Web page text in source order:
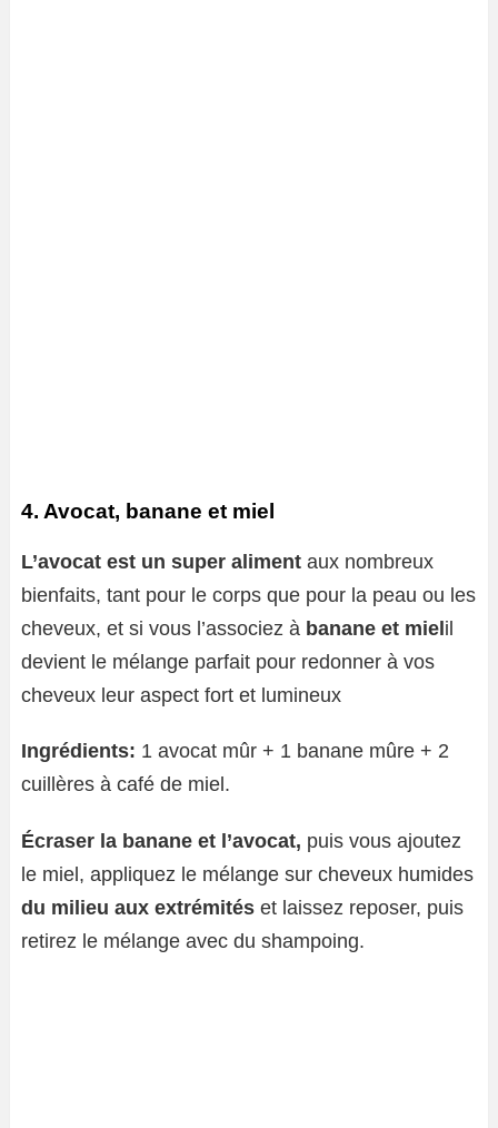
4. Avocat, banane et miel
L’avocat est un super aliment aux nombreux
bienfaits, tant pour le corps que pour la peau ou les
cheveux, et si vous l’associez à banane et miel il
devient le mélange parfait pour redonner à vos
cheveux leur aspect fort et lumineux
Ingrédients: 1 avocat mûr + 1 banane mûre + 2
cuillères à café de miel.
Écraser la banane et l’avocat, puis vous ajoutez
le miel, appliquez le mélange sur cheveux humides
du milieu aux extrémités et laissez reposer, puis
retirez le mélange avec du shampoing.